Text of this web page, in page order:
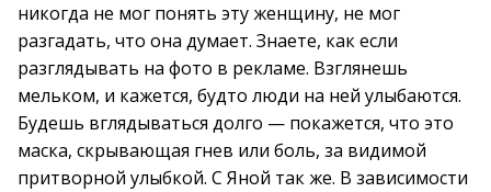
никогда не мог понять эту женщину, не мог
разгадать, что она думает. Знаете, как если
разглядывать на фото в рекламе. Взглянешь
мельком, и кажется, будто люди на ней улыбаются.
Будешь вглядываться долго — покажется, что это
маска, скрывающая гнев или боль, за видимой
притворной улыбкой. С Яной так же. В зависимости